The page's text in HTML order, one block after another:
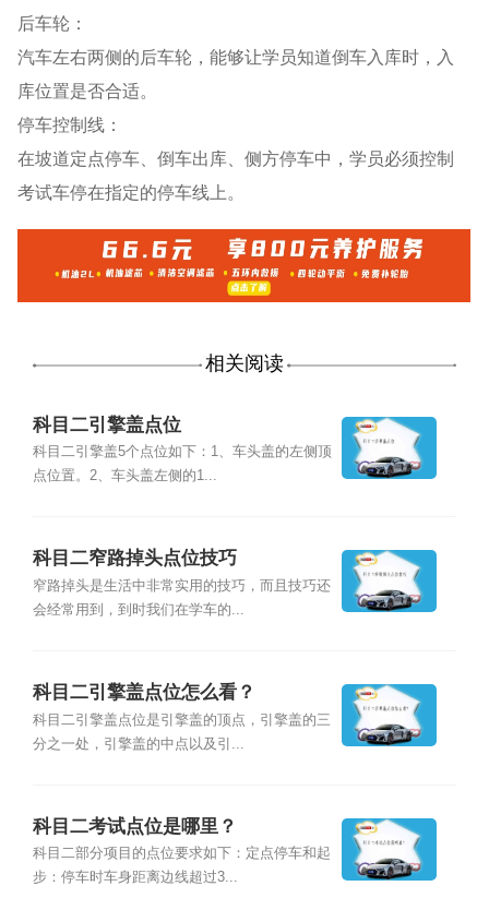
后车轮：
汽车左右两侧的后车轮，能够让学员知道倒车入库时，入
库位置是否合适。
停车控制线：
在坡道定点停车、倒车出库、侧方停车中，学员必须控制
考试车停在指定的停车线上。
相关阅读
科目二引擎盖点位
科目二引擎盖5个点位如下：1、车头盖的左侧顶
点位置。2、车头盖左侧的1...
科目二窄路掉头点位技巧
窄路掉头是生活中非常实用的技巧，而且技巧还
会经常用到，到时我们在学车的...
科目二引擎盖点位怎么看？
科目二引擎盖点位是引擎盖的顶点，引擎盖的三
分之一处，引擎盖的中点以及引...
科目二考试点位是哪里？
科目二部分项目的点位要求如下：定点停车和起
步：停车时车身距离边线超过3...